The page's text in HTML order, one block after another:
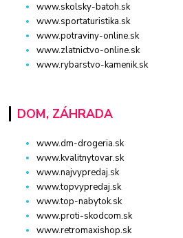
www.skolsky-batoh.sk
www.sportaturistika.sk
www.potraviny-online.sk
www.zlatnictvo-online.sk
www.rybarstvo-kamenik.sk
DOM, ZÁHRADA
www.dm-drogeria.sk
www.kvalitnytovar.sk
www.najvypredaj.sk
www.topvypredaj.sk
www.top-nabytok.sk
www.proti-skodcom.sk
www.retromaxishop.sk